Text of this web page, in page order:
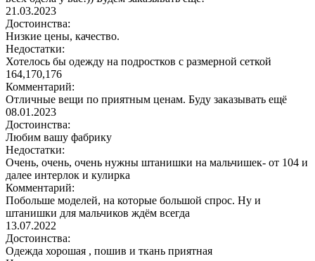
21.03.2023
Достоинства:
Низкие цены, качество.
Недостатки:
Хотелось бы одежду на подростков с размерной сеткой
164,170,176
Комментарий:
Отличные вещи по приятным ценам. Буду заказывать ещё
08.01.2023
Достоинства:
Любим вашу фабрику
Недостатки:
Очень, очень, очень нужны штанишки на мальчишек- от 104 и
далее интерлок и кулирка
Комментарий:
Побольше моделей, на которые большой спрос. Ну и
штанишки для мальчиков ждём всегда
13.07.2022
Достоинства:
Одежда хорошая , пошив и ткань приятная